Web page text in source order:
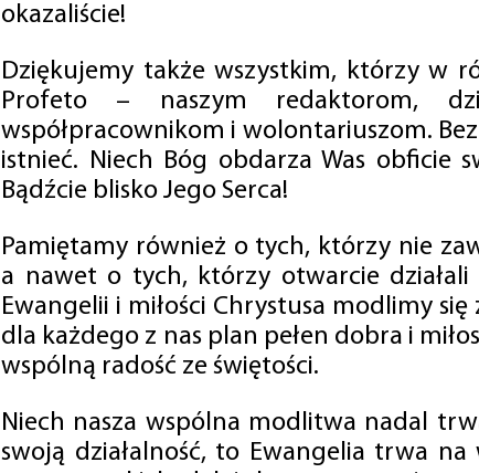
okazaliście!
Dziękujemy także wszystkim, którzy w
Profeto – naszym redaktorom,
współpracownikom i wolontariuszom. Bez
istnieć. Niech Bóg obdarza Was obficie
Bądźcie blisko Jego Serca!
Pamiętamy również o tych, którzy nie
a nawet o tych, którzy otwarcie
Ewangelii i miłości Chrystusa modlimy się
dla każdego z nas plan pełen dobra i
wspólną radość ze świętości.
Niech nasza wspólna modlitwa nadal
swoją działalność, to Ewangelia trwa